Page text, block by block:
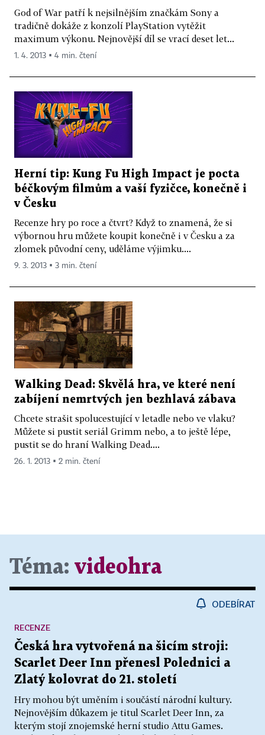
God of War patří k nejsilnějším značkám Sony a
tradičně dokáže z konzolí PlayStation vytěžit
maximum výkonu. Nejnovější díl se vrací deset let...
1. 4. 2013 ▪ 4 min. čtení
Herní tip: Kung Fu High Impact je pocta
béčkovým filmům a vaší fyzičce, konečně i
v Česku
Recenze hry po roce a čtvrt? Když to znamená, že si
výbornou hru můžete koupit konečně i v Česku a za
zlomek původní ceny, uděláme výjimku....
9. 3. 2013 ▪ 3 min. čtení
Walking Dead: Skvělá hra, ve které není
zabíjení nemrtvých jen bezhlavá zábava
Chcete strašit spolucestující v letadle nebo ve vlaku?
Můžete si pustit seriál Grimm nebo, a to ještě lépe,
pustit se do hraní Walking Dead....
26. 1. 2013 ▪ 2 min. čtení
Téma: videohra
ODEBÍRAT
Česká hra vytvořená na šicím stroji:
Scarlet Deer Inn přenesl Polednici a
Zlatý kolovrat do 21. století
Hry mohou být uměním i součástí národní kultury.
Nejnovějším důkazem je titul Scarlet Deer Inn, za
kterým stojí znojemské herní studio Attu Games.
RECENZE